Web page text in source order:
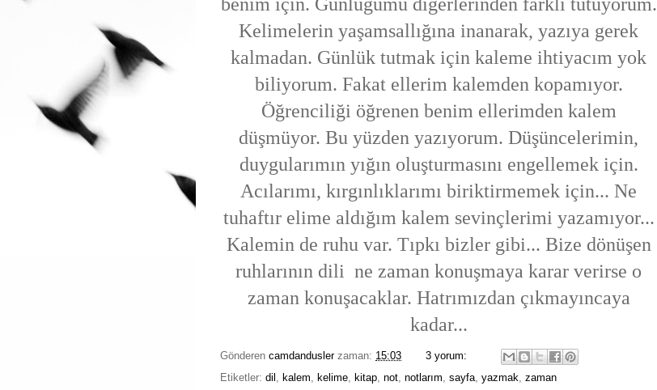
Kelimelerin yaşamsallığına inanarak, yazıya gerek
kalmadan. Günlük tutmak için kaleme ihtiyacım yok
biliyorum. Fakat ellerim kalemden kopamıyor.
Öğrenciliği öğrenen benim ellerimden kalem
düşmüyor. Bu yüzden yazıyorum. Düşüncelerimin,
duygularımın yığın oluşturmasını engellemek için.
Acılarımı, kırgınlıklarımı biriktirmemek için... Ne
tuhaftır elime aldığım kalem sevinçlerimi yazamıyor...
Kalemin de ruhu var. Tıpkı bizler gibi... Bize dönüşen
ruhlarının dili ne zaman konuşmaya karar verirse o
zaman konuşacaklar. Hatrımızdan çıkmayıncaya
kadar...
Gönderen camdandusler zaman: 15:03
3 yorum:
Etiketler: dil kalem kelime kitap not notlarım sayfa yazmak zaman